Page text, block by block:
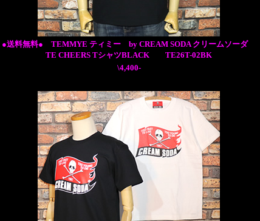
●送料無料● TEMMYE ティミー by CREAM SODA クリームソーダ
TE CHEERS TシャツBLACK TE26T-02BK
\4,400-